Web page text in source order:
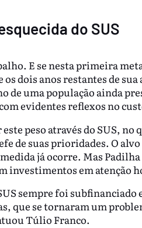
do SUS
E se nesta primeira
dois anos restantes de
uma população ainda
evidentes reflexos no
peso através do SUS, no
de suas prioridades. O
já ocorre. Mas
investimentos em atenção
sempre foi subfinanciado
que se tornaram um
Túlio Franco.